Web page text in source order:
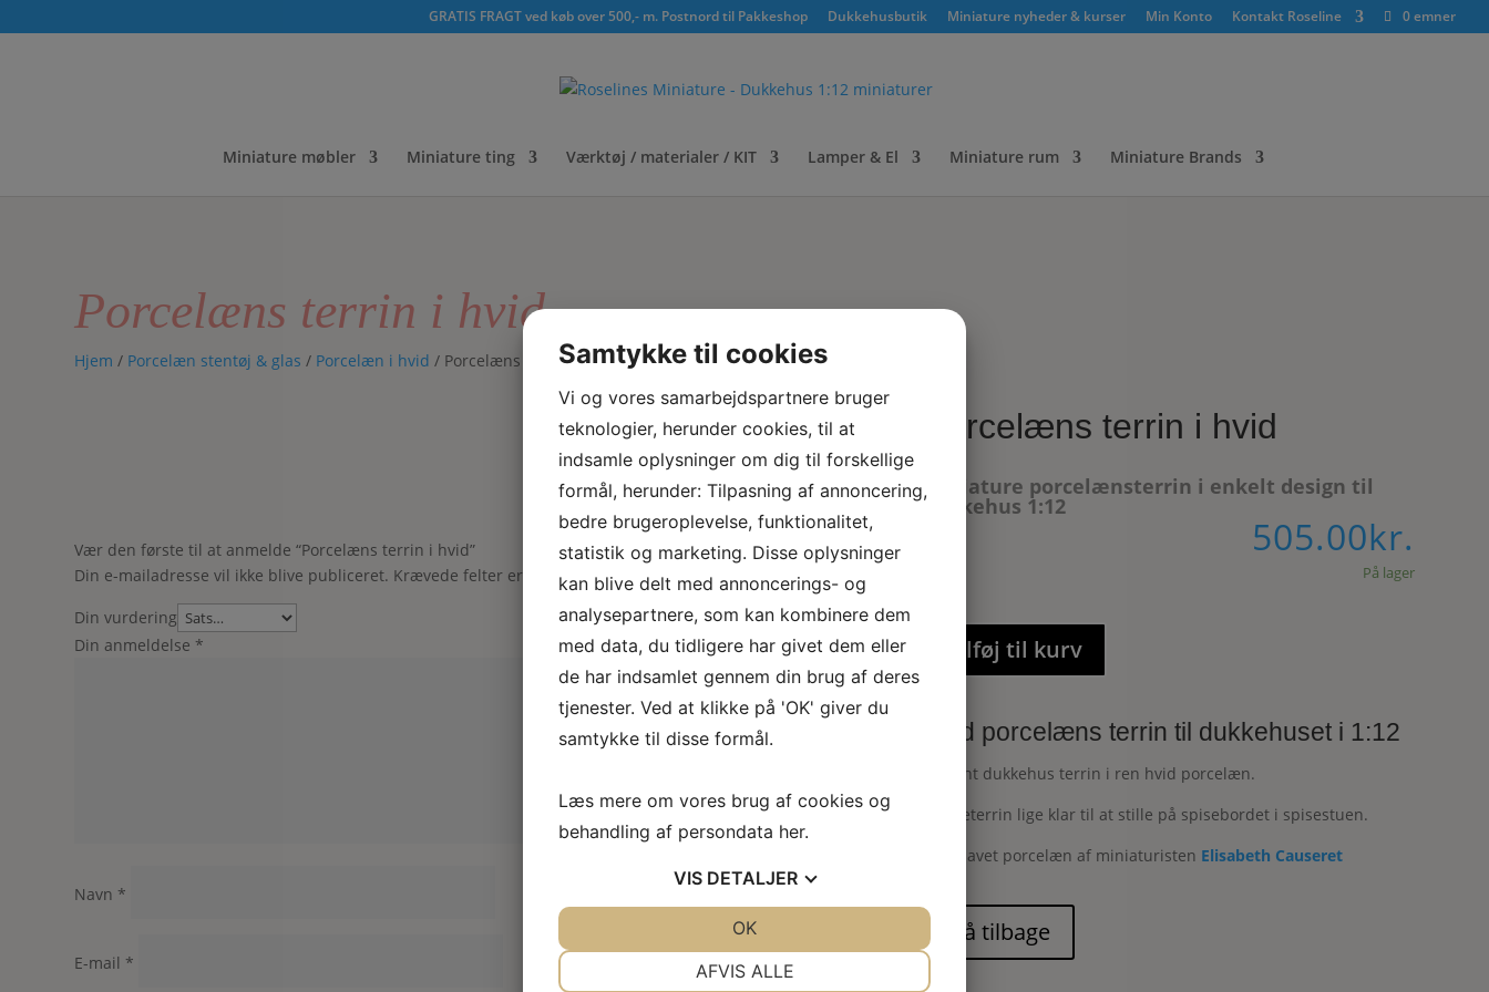
GRATIS FRAGT ved køb over 500,- m. Postnord til Pakkeshop Dukkehusbutik Miniature nyheder & kurser Min Konto Kontakt Roseline 0 emner
Miniature møbler Miniature ting Værktøj / materialer / KIT Lamper & El Miniature rum Miniature Brands
Porcelæns terrin i hvid
Hjem / Porcelæn stentøj & glas / Porcelæn i hvid / Porcelæns terrin i hvid
Vær den første til at anmelde “Porcelæns terrin i hvid”
Din e-mailadresse vil ikke blive publiceret. Krævede felter er markeret med
Din vurdering
Din anmeldelse *
Navn *
E-mail *
Porcelæns terrin i hvid
Miniature porcelænsterrin i enkelt design til
dukkehus 1:12
505.00kr.
På lager
Tilføj til kurv
Hvid porcelæns terrin til dukkehuset i 1:12
Elegant dukkehus terrin i ren hvid porcelæn.
Suppeterrin lige klar til at stille på spisebordet i spisestuen.
Håndlavet porcelæn af miniaturisten Elisabeth Causeret
Samtykke til cookies
Vi og vores samarbejdspartnere bruger
teknologier, herunder cookies, til at
indsamle oplysninger om dig til forskellige
formål, herunder: Tilpasning af annoncering,
bedre brugeroplevelse, funktionalitet,
statistik og marketing. Disse oplysninger
kan blive delt med annoncerings- og
analysepartnere, som kan kombinere dem
med data, du tidligere har givet dem eller
de har indsamlet gennem din brug af deres
tjenester. Ved at klikke på 'OK' giver du
samtykke til disse formål.
Læs mere om vores brug af cookies og
behandling af persondata her.
VIS DETALJER
AFVIS ALLE
OK